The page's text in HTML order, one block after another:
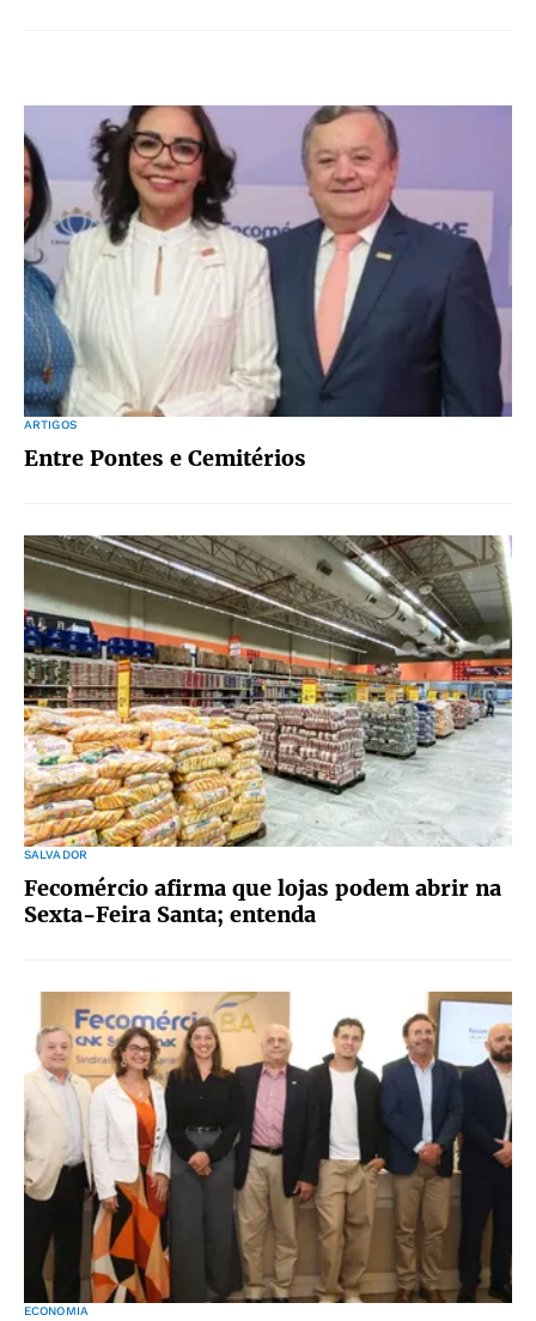
ARTIGOS
Entre Pontes e Cemitérios
SALVADOR
Fecomércio afirma que lojas podem abrir na
Sexta-Feira Santa; entenda
ECONOMIA